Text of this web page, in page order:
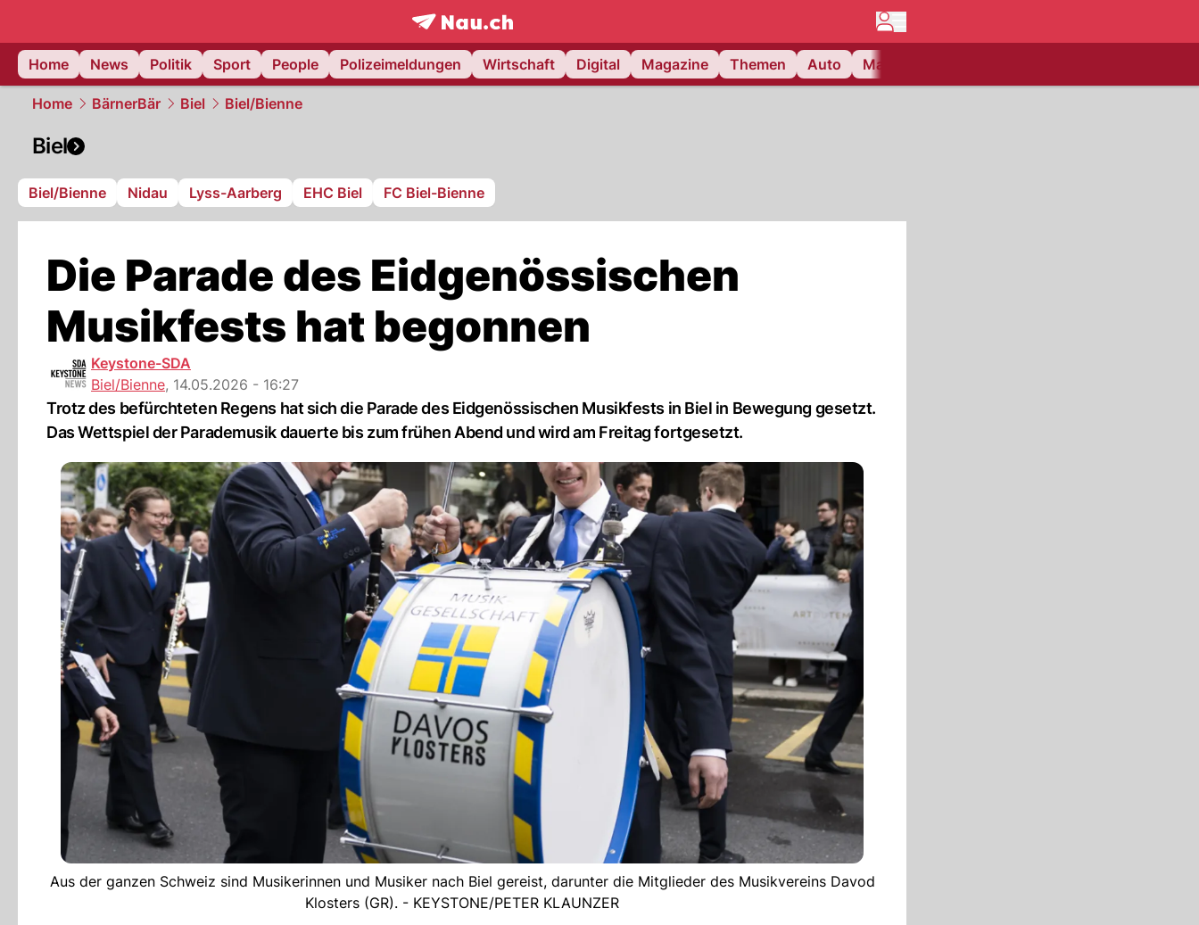
frontpage.NAU.ch
Home
News Politik Sport People Polizeimeldungen Wirtschaft Digital Magazine Themen Auto Matchcenter
Home BärnerBär Biel Biel/Bienne
Biel
Biel/Bienne Nidau Lyss-Aarberg EHC Biel FC Biel-Bienne
Die Parade des Eidgenössischen
Musikfests hat begonnen
Keystone-SDA
Biel/Bienne, 14.05.2026 - 16:27
Trotz des befürchteten Regens hat sich die Parade des Eidgenössischen Musikfests in Biel in Bewegung gesetzt.
Das Wettspiel der Parademusik dauerte bis zum frühen Abend und wird am Freitag fortgesetzt.
Aus der ganzen Schweiz sind Musikerinnen und Musiker nach Biel gereist, darunter die Mitglieder des Musikvereins Davod
Klosters (GR). - KEYSTONE/PETER KLAUNZER